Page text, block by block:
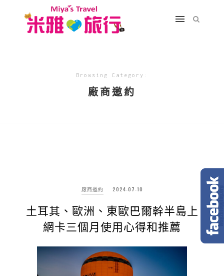
Browsing Category:
廠商邀約
廠商邀約 2024-07-10
土耳其、歐洲、東歐巴爾幹半島上
網卡三個月使用心得和推薦